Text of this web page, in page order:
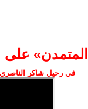
على
في رحيل شاكر